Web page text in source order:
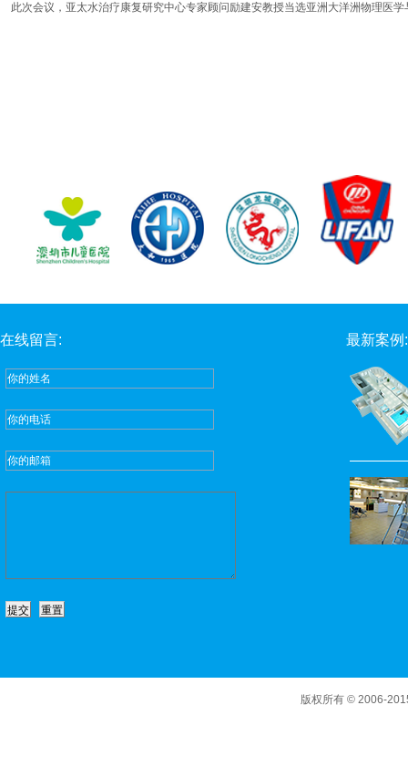
此次会议，亚太水治疗康复研究中心专家顾问励建安教授当选亚洲大洋洲物理医
在线留言: 最新案例:
版权所有 © 2006-